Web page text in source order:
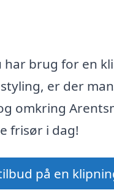
har brug for en
er der
omkring
frisør i dag!
på en